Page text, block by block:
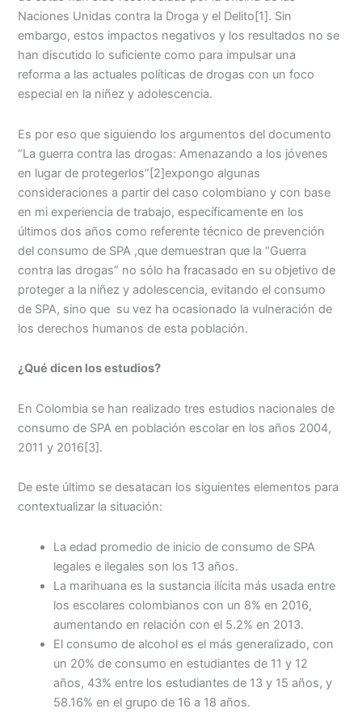
Naciones Unidas contra la Droga y el Delito[1]. Sin
embargo, estos impactos negativos y los resultados no se
han discutido lo suficiente como para impulsar una
reforma a las actuales políticas de drogas con un foco
especial en la niñez y adolescencia.
Es por eso que siguiendo los argumentos del documento
“La guerra contra las drogas: Amenazando a los jóvenes
en lugar de protegerlos” [2]expongo algunas
consideraciones a partir del caso colombiano y con base
en mi experiencia de trabajo, específicamente en los
últimos dos años como referente técnico de prevención
del consumo de SPA ,que demuestran que la “Guerra
contra las drogas” no sólo ha fracasado en su objetivo de
proteger a la niñez y adolescencia, evitando el consumo
de SPA, sino que su vez ha ocasionado la vulneración de
los derechos humanos de esta población.
¿Qué dicen los estudios?
En Colombia se han realizado tres estudios nacionales de
consumo de SPA en población escolar en los años 2004,
2011 y 2016 [3].
De este último se desatacan los siguientes elementos para
contextualizar la situación:
La edad promedio de inicio de consumo de SPA
legales e ilegales son los 13 años.
La marihuana es la sustancia ilícita más usada entre
los escolares colombianos con un 8% en 2016,
aumentando en relación con el 5.2% en 2013.
El consumo de alcohol es el más generalizado, con
un 20% de consumo en estudiantes de 11 y 12
años, 43% entre los estudiantes de 13 y 15 años, y
58.16% en el grupo de 16 a 18 años.